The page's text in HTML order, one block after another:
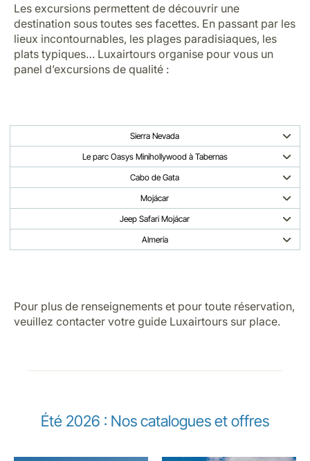
Les excursions permettent de découvrir une
destination sous toutes ses facettes. En passant par les
lieux incontournables, les plages paradisiaques, les
plats typiques… Luxairtours organise pour vous un
panel d’excursions de qualité :
Sierra Nevada
Le parc Oasys Minihollywood à Tabernas
Cabo de Gata
Mojácar
Jeep Safari Mojácar
Almería
Pour plus de renseignements et pour toute réservation,
veuillez contacter votre guide Luxairtours sur place.
Été 2026 : Nos catalogues et offres